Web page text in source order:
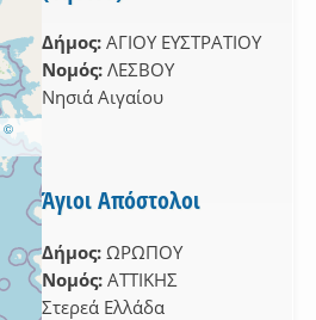
©
Δήμος: ΑΓΙΟΥ ΕΥΣΤΡΑΤΙΟΥ
Νομός: ΛΕΣΒΟΥ
Νησιά Αιγαίου
Άγιοι Απόστολοι
Δήμος: ΩΡΩΠΟΥ
Νομός: ΑΤΤΙΚΗΣ
Στερεά Ελλάδα